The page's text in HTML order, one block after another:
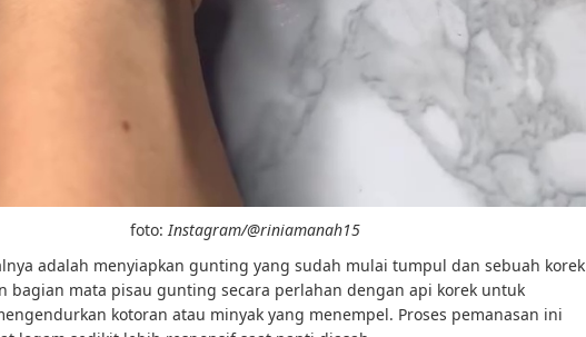
foto:Instagram/@riniamanah15
adalah menyiapkan gunting yang sudah mulai tumpul dan sebuah korek
bagian mata pisau gunting secara perlahan dengan api korek untuk
kotoran atau minyak yang menempel. Proses pemanasan ini